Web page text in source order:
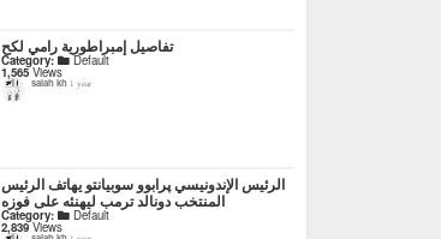
تفاصيل إمبراطورية رامي لكح
Category: Default
1,565Views
salah kh 1 year
الرئيس الإندونيسي پرابوو سوبيانتو يهاتف الرئيس
المنتخب دونالد ترمب ليهنئه على فوزه
Category: Default
2,839Views